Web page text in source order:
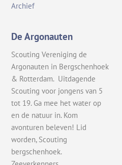
Archief
De Argonauten
Scouting Vereniging de
Argonauten in Bergschenhoek
& Rotterdam. Uitdagende
Scouting voor jongens van 5
tot 19. Ga mee het water op
en de natuur in. Kom
avonturen beleven! Lid
worden, Scouting
bergschenhoek.